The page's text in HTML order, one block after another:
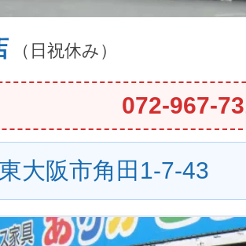
（日祝休み）
072-967-
大阪市角田1-7-43